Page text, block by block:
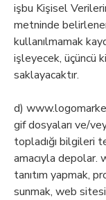
işbu Kişisel
metninde
kullanılmamak
işleyecek, üçüncü
saklayacaktır.
d)
gif dosyaları ve/
topladığı bilgileri
amacıyla
tanıtım yapmak,
sunmak, web